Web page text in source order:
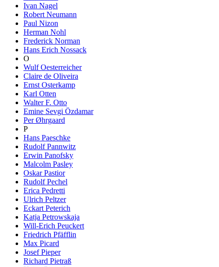
Ivan Nagel
Robert Neumann
Paul Nizon
Herman Nohl
Frederick Norman
Hans Erich Nossack
O
Wulf Oesterreicher
Claire de Oliveira
Ernst Osterkamp
Karl Otten
Walter F. Otto
Emine Sevgi Özdamar
Per Øhrgaard
P
Hans Paeschke
Rudolf Pannwitz
Erwin Panofsky
Malcolm Pasley
Oskar Pastior
Rudolf Pechel
Erica Pedretti
Ulrich Peltzer
Eckart Peterich
Katja Petrowskaja
Will-Erich Peuckert
Friedrich Pfäfflin
Max Picard
Josef Pieper
Richard Pietraß